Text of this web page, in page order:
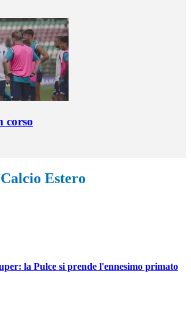
corso
Estero
la Pulce si prende l'ennesimo primato